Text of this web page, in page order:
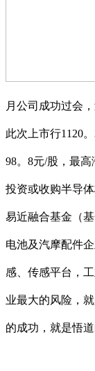
月公司成功过会
此次上市行1120
98。8元/股，最
投资或收购半导
易近融合基金（
电池及汽摩配件
感、传感平台，
业最大的风险，
的成功，就是悟